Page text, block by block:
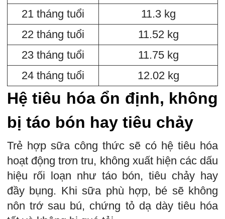
21 tháng tuổi
11.3 kg
22 tháng tuổi
11.52 kg
23 tháng tuổi
11.75 kg
24 tháng tuổi
12.02 kg
Hệ tiêu hóa ổn định, không
bị táo bón hay tiêu chảy
Trẻ hợp sữa công thức sẽ có hệ tiêu hóa
hoạt động trơn tru, không xuất hiện các dấu
hiệu rối loạn như táo bón, tiêu chảy hay
đầy bụng. Khi sữa phù hợp, bé sẽ không
nôn trớ sau bú, chứng tỏ dạ dày tiêu hóa